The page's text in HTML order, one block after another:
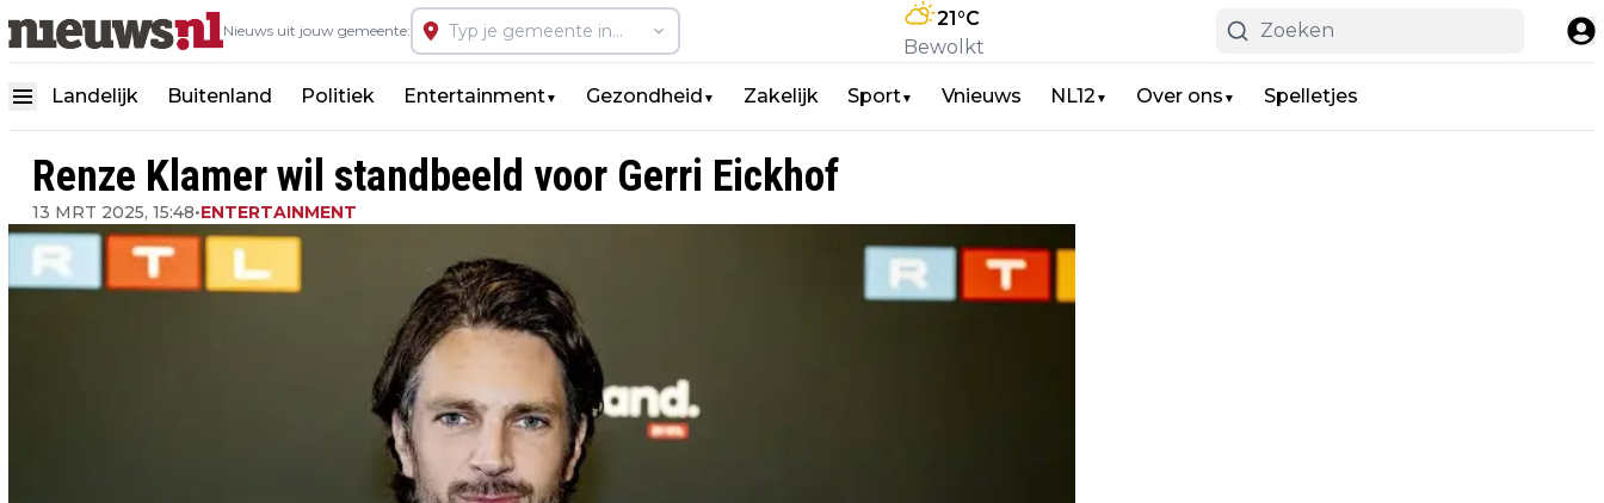
Nieuws uit jouw gemeente:
21°C
Bewolkt
Landelijk Buitenland Politiek Entertainment▼ Gezondheid ▼ Zakelijk Sport▼ Vnieuws NL12 ▼ Over ons ▼ Spelletjes
Renze Klamer wil standbeeld voor Gerri Eickhof
13 MRT 2025, 15:48•ENTERTAINMENT